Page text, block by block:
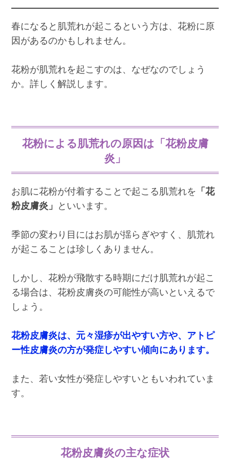
春になると肌荒れが起こるという方は、花粉に原
因があるのかもしれません。
花粉が肌荒れを起こすのは、なぜなのでしょう
か。詳しく解説します。
花粉による肌荒れの原因は「花粉皮膚
炎」
お肌に花粉が付着することで起こる肌荒れを 「花
粉皮膚炎」
といいます。
季節の変わり目にはお肌が揺らぎやすく、肌荒れ
が起こることは珍しくありません。
しかし、花粉が飛散する時期にだけ肌荒れが起こ
る場合は、花粉皮膚炎の可能性が高いといえるで
しょう。
花粉皮膚炎は、元々湿疹が出やすい方や、アトピ
ー性皮膚炎の方が発症しやすい傾向にあります。
また、若い女性が発症しやすいともいわれていま
す。
花粉皮膚炎の主な症状